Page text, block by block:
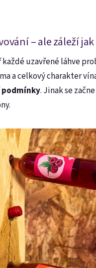
– ale záleží jak
uzavřené láhve
a celkový charakter
. Jinak se